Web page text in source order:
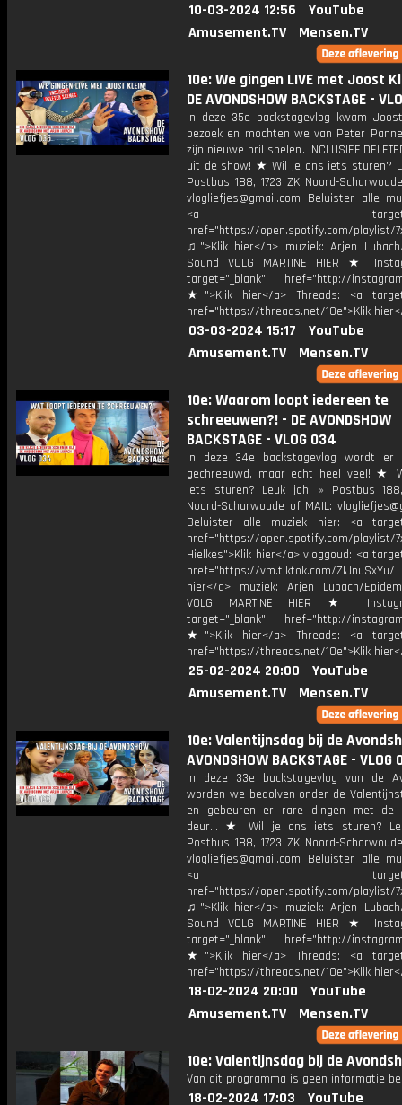
10-03-2024 12:56
YouTube
Amusement.TV
Mensen.TV
10e: We gingen LIVE met Joost
DE AVONDSHOW BACKSTAGE -
In deze 35e backstagevlog kwam
bezoek en mochten we van Peter
zijn nieuwe bril spelen. INCLUSIEF
uit de show! ★ Wil je ons iets sturen?
Postbus 188, 1723 ZK Noord-
vlogliefjes@gmail.com Beluister alle
<a
href="https://open.spotify.com/playlist/
♫">Klik hier</a> muziek: Arjen
Sound VOLG MARTINE HIER ★
target="_blank" href="http://
★">Klik hier</a> Threads: <a
href="https://threads.net/10e">Klik
03-03-2024 15:17
YouTube
Amusement.TV
Mensen.TV
10e: Waarom loopt iedereen te
schreeuwen?! - DE AVONDSHOW
BACKSTAGE - VLOG 034
In deze 34e backstagevlog wordt er
gechreeuwd, maar echt heel veel! ★
iets sturen? Leuk joh! » Postbus
Noord-Scharwoude of MAIL:
Beluister alle muziek hier: <a
href="https://open.spotify.com/playlist/
Hielkes">Klik hier</a> vloggoud: <a
href="https://vm.tiktok.com/
hier</a> muziek: Arjen Lubach/
VOLG MARTINE HIER ★
target="_blank" href="http://
★">Klik hier</a> Threads: <a
href="https://threads.net/10e">Klik
25-02-2024 20:00
YouTube
Amusement.TV
Mensen.TV
10e: Valentijnsdag bij de
AVONDSHOW BACKSTAGE - VLOG
In deze 33e backstagevlog van de
worden we bedolven onder de
en gebeuren er rare dingen met de
deur... ★ Wil je ons iets sturen?
Postbus 188, 1723 ZK Noord-
vlogliefjes@gmail.com Beluister alle
<a
href="https://open.spotify.com/playlist/
♫">Klik hier</a> muziek: Arjen
Sound VOLG MARTINE HIER ★
target="_blank" href="http://
★">Klik hier</a> Threads: <a
href="https://threads.net/10e">Klik
18-02-2024 20:00
YouTube
Amusement.TV
Mensen.TV
10e: Valentijnsdag bij de
Van dit programma is geen informatie
18-02-2024 17:03 YouTube